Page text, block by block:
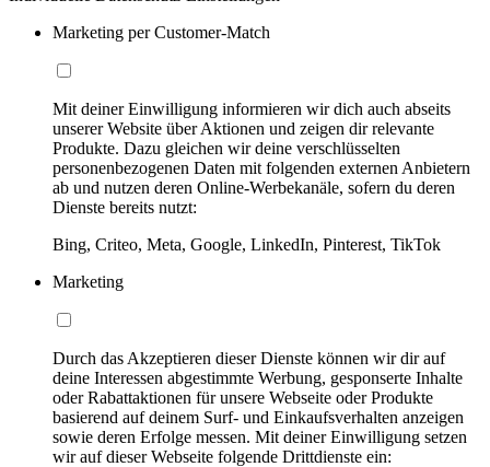
Marketing per Customer-Match
Mit deiner Einwilligung informieren wir dich auch abseits
unserer Website über Aktionen und zeigen dir relevante
Produkte. Dazu gleichen wir deine verschlüsselten
personenbezogenen Daten mit folgenden externen Anbietern
ab und nutzen deren Online-Werbekanäle, sofern du deren
Dienste bereits nutzt:
Bing, Criteo, Meta, Google, LinkedIn, Pinterest, TikTok
Marketing
Durch das Akzeptieren dieser Dienste können wir dir auf
deine Interessen abgestimmte Werbung, gesponserte Inhalte
oder Rabattaktionen für unsere Webseite oder Produkte
basierend auf deinem Surf- und Einkaufsverhalten anzeigen
sowie deren Erfolge messen. Mit deiner Einwilligung setzen
wir auf dieser Webseite folgende Drittdienste ein: